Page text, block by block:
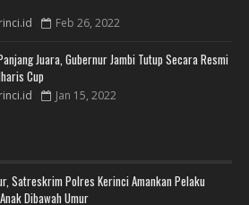
Feb 26, 2022
Juara, Gubernur Jambi Tutup Secara Resmi
Cup
Jan 15, 2022
Satreskrim Polres Kerinci Amankan Pelaku
Dibawah Umur